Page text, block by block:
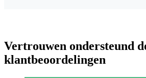
Vertrouwen ondersteund
klantbeoordelingen